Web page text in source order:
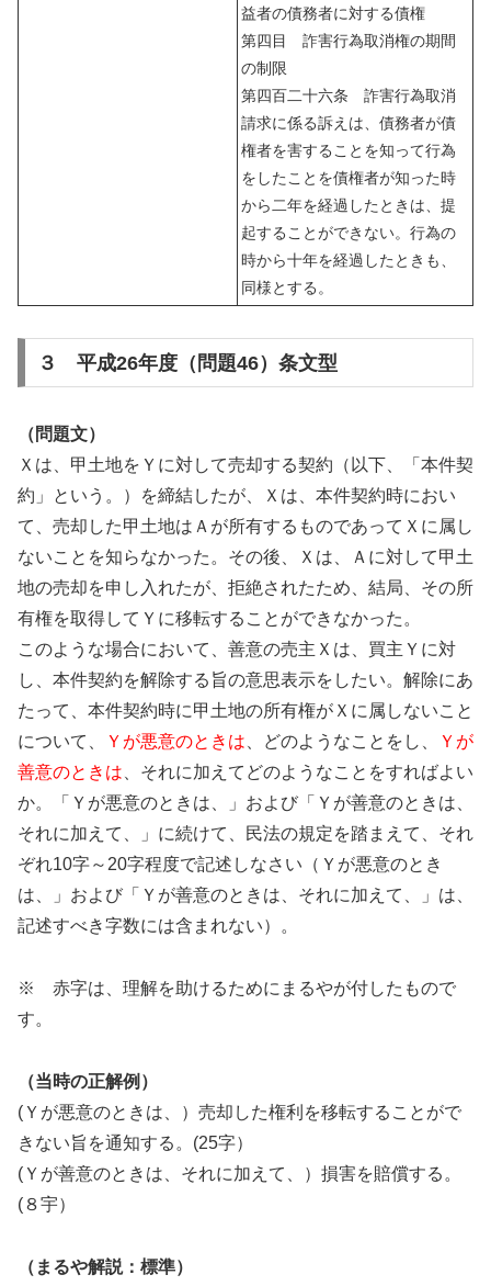
益者の債務者に対する債権
第四目 詐害行為取消権の期間
の制限
第四百二十六条 詐害行為取消
請求に係る訴えは、債務者が債
権者を害することを知って行為
をしたことを債権者が知った時
から二年を経過したときは、提
起することができない。行為の
時から十年を経過したときも、
同様とする。
３ 平成26年度（問題46）条文型
（問題文）
Ｘは、甲土地をＹに対して売却する契約（以下、「本件契
約」という。）を締結したが、Ｘは、本件契約時におい
て、売却した甲土地はＡが所有するものであってＸに属し
ないことを知らなかった。その後、Ｘは、Ａに対して甲土
地の売却を申し入れたが、拒絶されたため、結局、その所
有権を取得してＹに移転することができなかった。
このような場合において、善意の売主Ｘは、買主Ｙに対
し、本件契約を解除する旨の意思表示をしたい。解除にあ
たって、本件契約時に甲土地の所有権がＸに属しないこと
について、
Ｙが悪意のときは、どのようなことをし、
Ｙが
善意のときは、それに加えてどのようなことをすればよい
か。「Ｙが悪意のときは、」および「Ｙが善意のときは、
それに加えて、」に続けて、民法の規定を踏まえて、それ
ぞれ10字～20字程度で記述しなさい（Ｙが悪意のとき
は、」および「Ｙが善意のときは、それに加えて、」は、
記述すべき字数には含まれない）。
※ 赤字は、理解を助けるためにまるやが付したもので
す。
（当時の正解例）
(Ｙが悪意のときは、）売却した権利を移転することがで
きない旨を通知する。(25字）
(Ｙが善意のときは、それに加えて、）損害を賠償する。
(８宇）
（まるや解説：標準）